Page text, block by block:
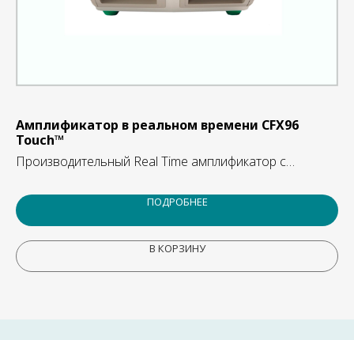
Амплификатор в реальном времени CFX96
Touch™
Производительный Real Time амплификатор с
ПОДРОБНЕЕ
В КОРЗИНУ